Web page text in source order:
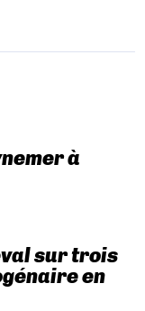
à
sur trois
en